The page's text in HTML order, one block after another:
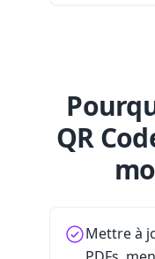
QR
Mettre à